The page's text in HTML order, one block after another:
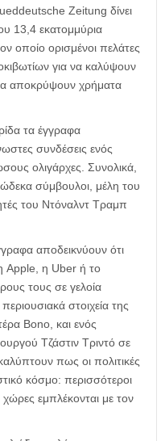
Zeitung δίνει
13,4 εκατομμύρια
οποίο ορισμένοι πελάτες
για να καλύψουν
αποκρύψουν χρήματα
τα έγγραφα
συνδέσεις ενός
ολιγάρχες. Συνολικά,
σύμβουλοι, μέλη του
του Ντόναλντ Τραμπ
αποδεικνύουν ότι
Apple, η Uber ή το
τους σε γελοία
στοιχεία της
Bono, και ενός
Τζάστιν Τριντό σε
πως οι πολιτικές
κόσμο: περισσότεροι
εμπλέκονται με τον